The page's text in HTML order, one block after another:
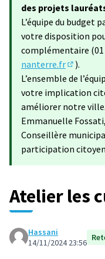
des projets
L’équipe du budget
votre disposition
complémentaire (01
nanterre.fr
(S'ouvre
).
L’ensemble de
votre implication
améliorer notre ville.
Emmanuelle Fossati,
Conseillère
participation
Atelier les
Hassani
14/11/2024 23:56